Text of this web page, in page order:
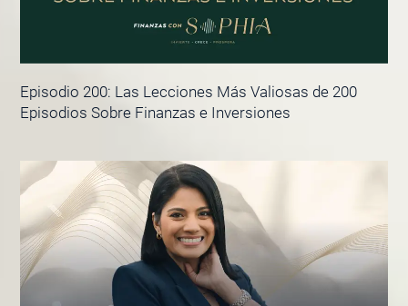
Episodio 200: Las Lecciones Más Valiosas de 200
Episodios Sobre Finanzas e Inversiones